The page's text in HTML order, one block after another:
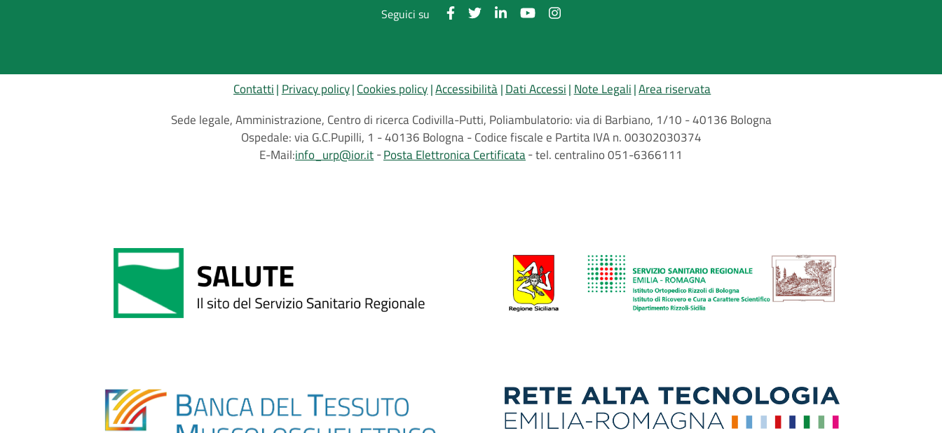
Seguici su
Contatti Privacy policy Cookies policy Accessibilità Dati Accessi Note Legali Area riservata
Sede legale, Amministrazione, Centro di ricerca Codivilla-Putti, Poliambulatorio: via di Barbiano, 1/10 - 40136 Bologna
Ospedale: via G.C.Pupilli, 1 - 40136 Bologna - Codice fiscale e Partita IVA n. 00302030374
E-Mail:info_urp@ior.it Posta Elettronica Certificata tel. centralino 051-6366111